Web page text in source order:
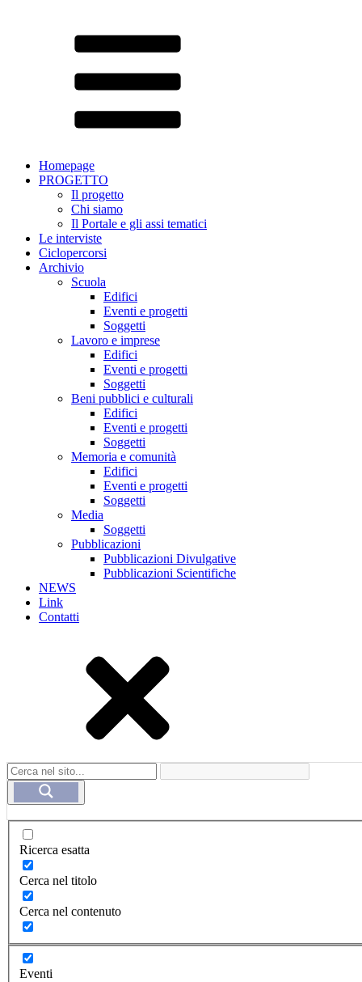
Homepage
PROGETTO
Il progetto
Chi siamo
Il Portale e gli assi tematici
Le interviste
Ciclopercorsi
Archivio
Scuola
Edifici
Eventi e progetti
Soggetti
Lavoro e imprese
Edifici
Eventi e progetti
Soggetti
Beni pubblici e culturali
Edifici
Eventi e progetti
Soggetti
Memoria e comunità
Edifici
Eventi e progetti
Soggetti
Media
Soggetti
Pubblicazioni
Pubblicazioni Divulgative
Pubblicazioni Scientifiche
NEWS
Link
Contatti
Ricerca esatta
Cerca nel titolo
Cerca nel contenuto
Eventi